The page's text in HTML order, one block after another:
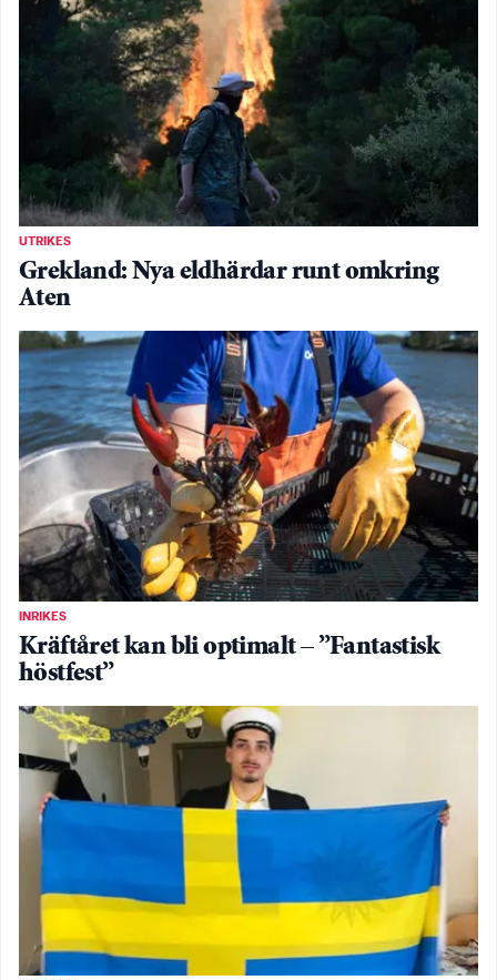
UTRIKES
Grekland: Nya eldhärdar runt omkring
Aten
INRIKES
Kräftåret kan bli optimalt – ”Fantastisk
höstfest”